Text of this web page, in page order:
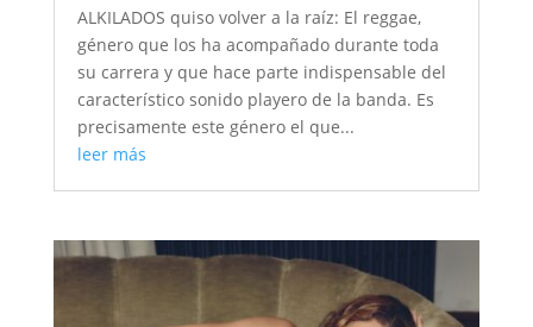
ALKILADOS quiso volver a la raíz: El reggae,
género que los ha acompañado durante toda
su carrera y que hace parte indispensable del
característico sonido playero de la banda. Es
precisamente este género el que...
leer más